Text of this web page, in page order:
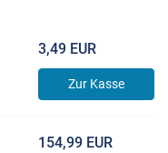
3,49 EUR
Zur Kasse
154,99 EUR